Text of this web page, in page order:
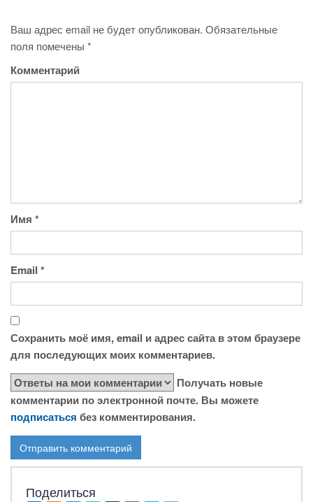
Ваш адрес email не будет опубликован. Обязательные
поля помечены *
Комментарий
Имя *
Email *
Сохранить моё имя, email и адрес сайта в этом браузере
для последующих моих комментариев.
Получать новые
комментарии по электронной почте. Вы можете
подписаться без комментирования.
Поделиться